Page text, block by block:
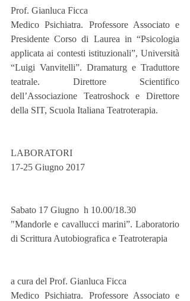
Prof. Gianluca Ficca
Medico Psichiatra. Professore Associato e
Presidente Corso di Laurea in “Psicologia
applicata ai contesti istituzionali”, Università
“Luigi Vanvitelli”. Dramaturg e Traduttore
teatrale. Direttore Scientifico
dell’Associazione Teatroshock e Direttore
della SIT, Scuola Italiana Teatroterapia.
LABORATORI
17-25 Giugno 2017
Sabato 17 Giugno  h 10.00/18.30
"Mandorle e cavallucci marini”. Laboratorio
di Scrittura Autobiografica e Teatroterapia
a cura del Prof. Gianluca Ficca
Medico Psichiatra. Professore Associato e